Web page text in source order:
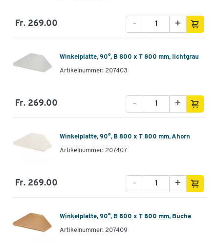
Fr. 269.00 +
-
Winkelplatte, 90°, B 800 x T 800 mm, lichtgrau
Artikelnummer: 207403
Fr. 269.00 +
-
Winkelplatte, 90°, B 800 x T 800 mm, Ahorn
Artikelnummer: 207407
Fr. 269.00 +
-
Winkelplatte, 90°, B 800 x T 800 mm, Buche
Artikelnummer: 207409